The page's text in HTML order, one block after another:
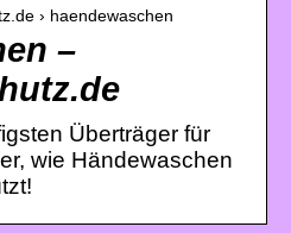
› haendewaschen
–
Überträger für
wie Händewaschen